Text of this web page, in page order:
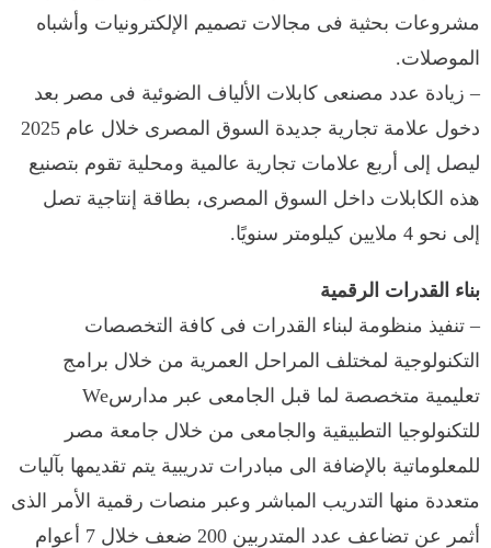
مشروعات بحثية فى مجالات تصميم الإلكترونيات وأشباه
الموصلات.
– زيادة عدد مصنعى كابلات الألياف الضوئية فى مصر بعد
دخول علامة تجارية جديدة السوق المصرى خلال عام 2025
ليصل إلى أربع علامات تجارية عالمية ومحلية تقوم بتصنيع
هذه الكابلات داخل السوق المصرى، بطاقة إنتاجية تصل
إلى نحو 4 ملايين كيلومتر سنويًا.
بناء القدرات الرقمية
– تنفيذ منظومة لبناء القدرات فى كافة التخصصات
التكنولوجية لمختلف المراحل العمرية من خلال برامج
تعليمية متخصصة لما قبل الجامعى عبر مدارسWe
للتكنولوجيا التطبيقية والجامعى من خلال جامعة مصر
للمعلوماتية بالإضافة الى مبادرات تدريبية يتم تقديمها بآليات
متعددة منها التدريب المباشر وعبر منصات رقمية الأمر الذى
أثمر عن تضاعف عدد المتدربين 200 ضعف خلال 7 أعوام